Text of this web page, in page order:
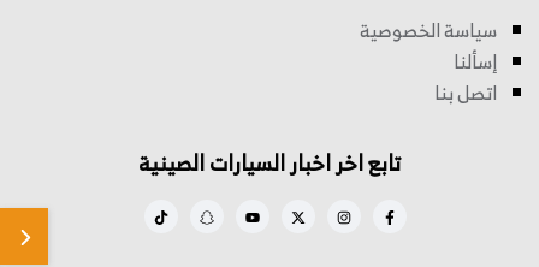
سياسة الخصوصية
إسألنا
اتصل بنا
تابع اخر اخبار السيارات الصينية